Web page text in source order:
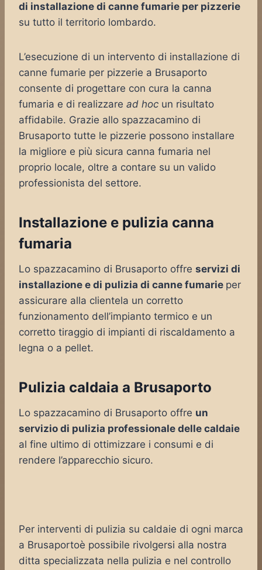
di installazione di canne fumarie per pizzerie
su tutto il territorio lombardo.
L’esecuzione di un intervento di installazione di
canne fumarie per pizzerie a Brusaporto
consente di progettare con cura la canna
fumaria e di realizzare ad hoc un risultato
affidabile. Grazie allo spazzacamino di
Brusaporto tutte le pizzerie possono installare
la migliore e più sicura canna fumaria nel
proprio locale, oltre a contare su un valido
professionista del settore.
Installazione e pulizia canna
fumaria
Lo spazzacamino di Brusaporto offre servizi di
installazione e di pulizia di canne fumarie per
assicurare alla clientela un corretto
funzionamento dell’impianto termico e un
corretto tiraggio di impianti di riscaldamento a
legna o a pellet.
Pulizia caldaia a Brusaporto
Lo spazzacamino di Brusaporto offre un
servizio di pulizia professionale delle caldaie
al fine ultimo di ottimizzare i consumi e di
rendere l’apparecchio sicuro.
Per interventi di pulizia su caldaie di ogni marca
a Brusaportoè possibile rivolgersi alla nostra
ditta specializzata nella pulizia e nel controllo